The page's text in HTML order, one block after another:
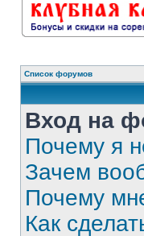
Список форумов
Вход на
Почему я
Зачем
Почему
Как